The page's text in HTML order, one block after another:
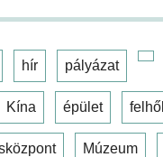
hír pályázat
Kína épület
Múzeum